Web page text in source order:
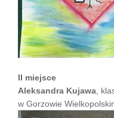
II miejsce
Aleksandra Kujawa ,
w Gorzowie